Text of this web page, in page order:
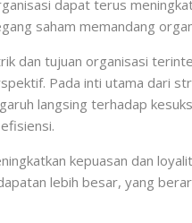
dapat terus
saham memandang
dan tujuan organisasi
Pada inti utama dari
langsing terhadap
kepuasan dan
lebih besar, yang